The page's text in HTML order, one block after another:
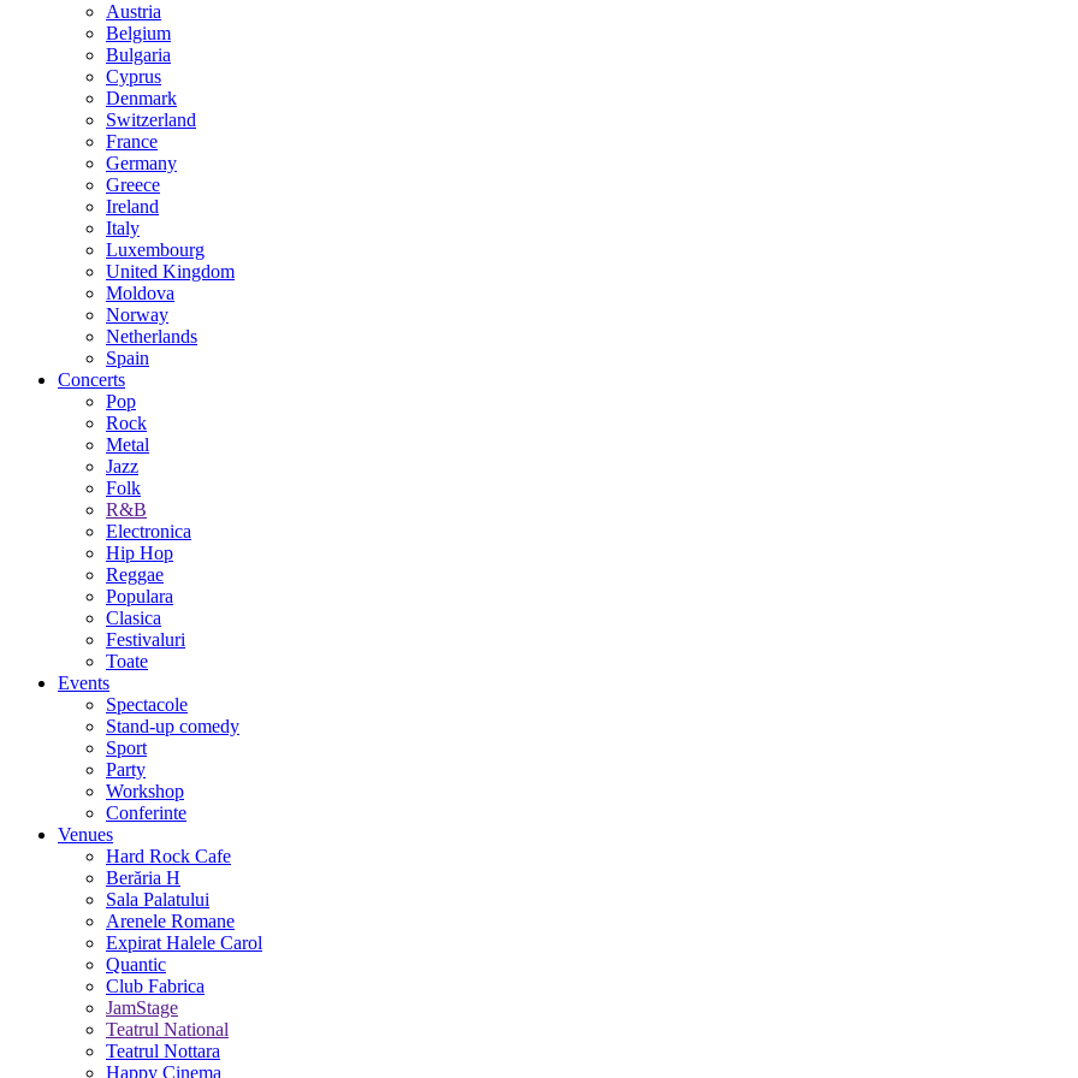
Austria
Belgium
Bulgaria
Cyprus
Denmark
Switzerland
France
Germany
Greece
Ireland
Italy
Luxembourg
United Kingdom
Moldova
Norway
Netherlands
Spain
Concerts
Pop
Rock
Metal
Jazz
Folk
R&B
Electronica
Hip Hop
Reggae
Populara
Clasica
Festivaluri
Toate
Events
Spectacole
Stand-up comedy
Sport
Party
Workshop
Conferinte
Venues
Hard Rock Cafe
Berăria H
Sala Palatului
Arenele Romane
Expirat Halele Carol
Quantic
Club Fabrica
JamStage
Teatrul National
Teatrul Nottara
Happy Cinema